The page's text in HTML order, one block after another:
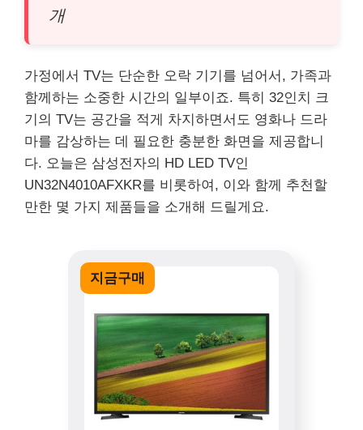
개
가정에서 TV는 단순한 오락 기기를 넘어서, 가족과
함께하는 소중한 시간의 일부이죠. 특히 32인치 크
기의 TV는 공간을 적게 차지하면서도 영화나 드라
마를 감상하는 데 필요한 충분한 화면을 제공합니
다. 오늘은 삼성전자의 HD LED TV인
UN32N4010AFXKR를 비롯하여, 이와 함께 추천할
만한 몇 가지 제품들을 소개해 드릴게요.
지금구매